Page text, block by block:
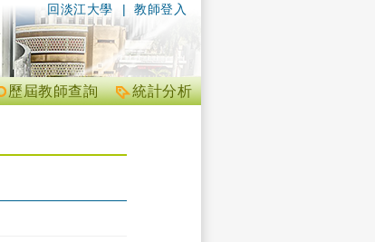
| 教師登入
回淡江大學
統計分析
歷屆教師查詢